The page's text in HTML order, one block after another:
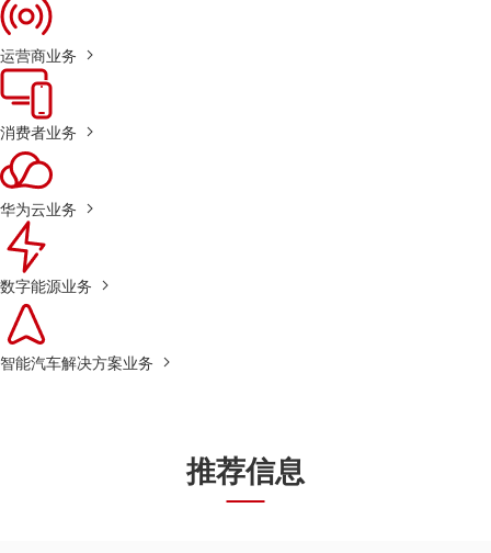
运营商业务
消费者业务
华为云业务
数字能源业务
智能汽车解决方案业务
推荐信息